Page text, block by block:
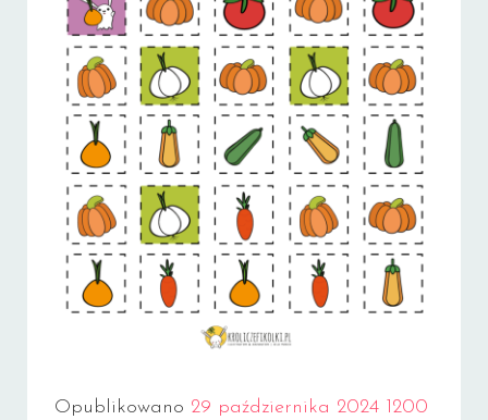
Opublikowano 29 października 2024 Full
1200